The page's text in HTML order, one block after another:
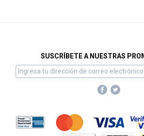
SUSCRÍBETE A NUESTRAS